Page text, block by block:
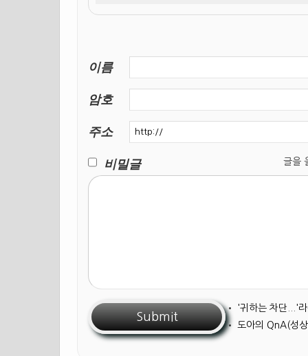
이름
암호
주소
비밀글
글을
• '귀하는 차단...'
• 도아의 QnA(성